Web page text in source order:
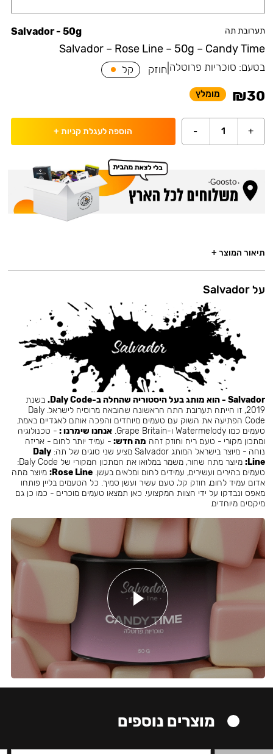
תערובת תה
Salvador – Rose Line – 50g – Candy Time
Salvador - 50g
בטעם: סוכריות פרוטלה חוזק קל
₪30 מומלץ
+
1
- הוספה לעגלת קניות +
תיאור המוצר +
על Salvador
Salvador - הוא מותג בעל היסטוריה שהחלה ב-Daly Code.
בשנת
2019, זו הייתה תערובת התה הראשונה שהובאה מרוסיה לישראל. Daly
Code הפתיעה את השוק עם טעמים מיוחדים והפכה אותם לאגדיים באמת.
טעמים כמו Watermelody ו-Grape Britain.
אנחנו שימרנו : - טכנולוגיה
ומתכון מקורי - טעם ריח וחוזק זהה מה חדש: - עמיד יותר לחום - אריזה
נוחה - מיוצר בישראל המותג Salvador מציע שני סוגים של תה:
Daly
Line:
מיוצר מתה שחור, משמר במלואו את המתכון המקורי של Daly Code:
טעמים בהירים ועשירים, עמידים לחום ומלאים בעשן.Rose Line: מיוצר מתה
אדום עמיד לחום, חוזק קל, טעם עשיר ועשן סמיך. כל הטעמים בליין פותחו
מאפס ונבדקו על ידי הצוות המקצועי. כאן תמצאו טעמים מוכרים - כמו כן גם
מיקסים מיוחדים.
מוצרים נוספים